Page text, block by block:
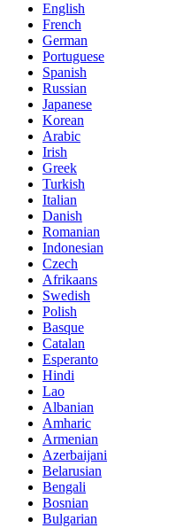
English
French
German
Portuguese
Spanish
Russian
Japanese
Korean
Arabic
Irish
Greek
Turkish
Italian
Danish
Romanian
Indonesian
Czech
Afrikaans
Swedish
Polish
Basque
Catalan
Esperanto
Hindi
Lao
Albanian
Amharic
Armenian
Azerbaijani
Belarusian
Bengali
Bosnian
Bulgarian